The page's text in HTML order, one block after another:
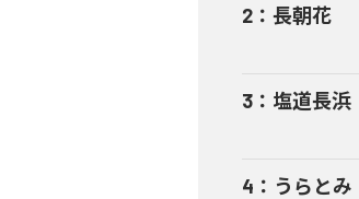
2 ： 長朝花
3 ： 塩道長浜
4 ： うらとみ